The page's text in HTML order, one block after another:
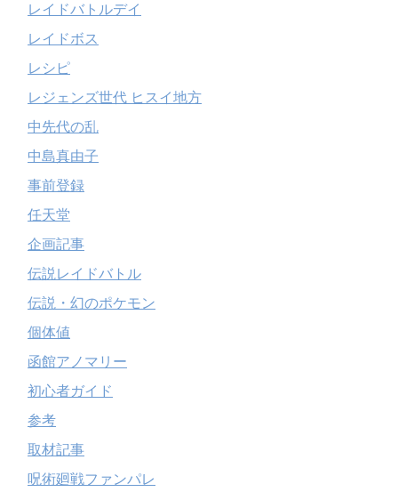
レイドバトルデイ
レイドボス
レシピ
レジェンズ世代 ヒスイ地方
中先代の乱
中島真由子
事前登録
任天堂
企画記事
伝説レイドバトル
伝説・幻のポケモン
個体値
函館アノマリー
初心者ガイド
参考
取材記事
呪術廻戦ファンパレ